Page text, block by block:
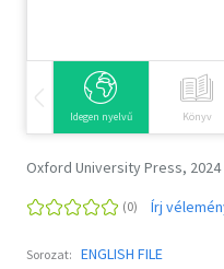
Idegen nyelvű Könyv
Oxford University Press, 2024
Írj
Sorozat: ENGLISH FILE